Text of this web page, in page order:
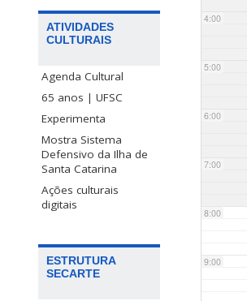
ATIVIDADES
CULTURAIS
Agenda Cultural
65 anos | UFSC
Experimenta
Mostra Sistema
Defensivo da Ilha de
Santa Catarina
Ações culturais
digitais
ESTRUTURA
SECARTE
4:00
5:00
6:00
7:00
8:00
9:00